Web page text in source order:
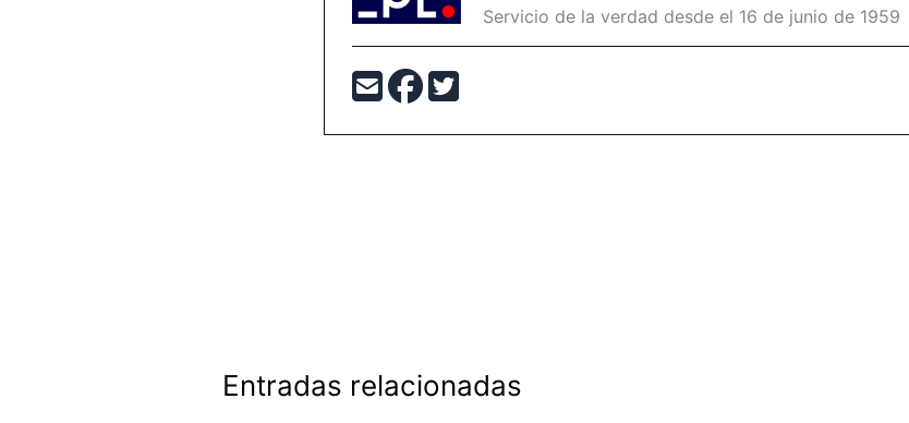
Servicio de la verdad desde el 16 de junio de 1959
Entradas relacionadas